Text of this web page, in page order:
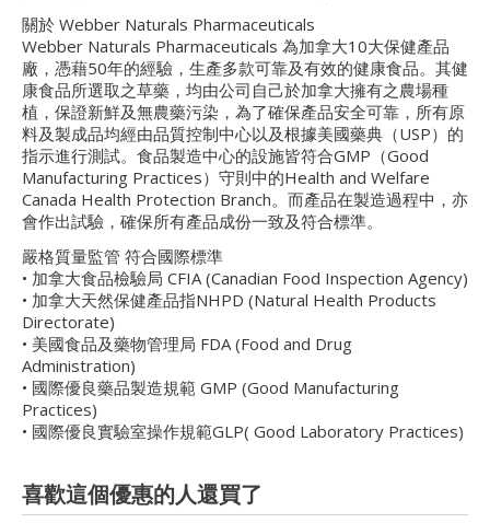
關於 Webber Naturals Pharmaceuticals
Webber Naturals Pharmaceuticals 為加拿大10大保健產品
廠，憑藉50年的經驗，生產多款可靠及有效的健康食品。其健
康食品所選取之草藥，均由公司自己於加拿大擁有之農場種
植，保證新鮮及無農藥污染，為了確保產品安全可靠，所有原
料及製成品均經由品質控制中心以及根據美國藥典（USP）的
指示進行測試。食品製造中心的設施皆符合GMP（Good
Manufacturing Practices）守則中的Health and Welfare
Canada Health Protection Branch。而產品在製造過程中，亦
會作出試驗，確保所有產品成份一致及符合標準。
嚴格質量監管 符合國際標準
• 加拿大食品檢驗局 CFIA (Canadian Food Inspection Agency)
• 加拿大天然保健產品指NHPD (Natural Health Products
Directorate)
• 美國食品及藥物管理局 FDA (Food and Drug
Administration)
• 國際優良藥品製造規範 GMP (Good Manufacturing
Practices)
• 國際優良實驗室操作規範GLP( Good Laboratory Practices)
喜歡這個優惠的人還買了